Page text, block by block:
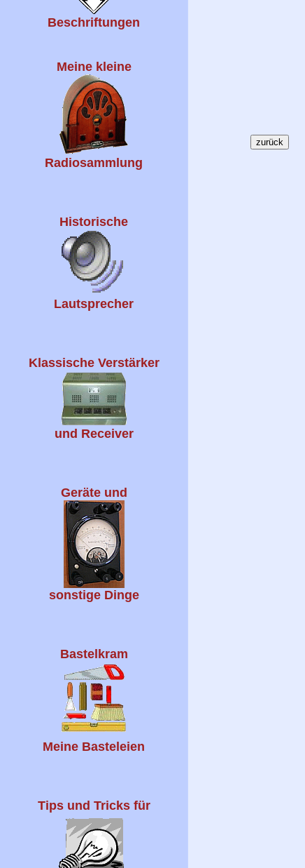
Beschriftungen
Meine kleine
Radiosammlung
Historische
Lautsprecher
Klassische Verstärker
und Receiver
Geräte und
sonstige Dinge
Bastelkram
Meine Basteleien
Tips und Tricks für